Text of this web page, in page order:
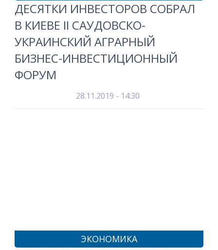
ДЕСЯТКИ ИНВЕСТОРОВ СОБРАЛ
В КИЕВЕ II САУДОВСКО-
УКРАИНСКИЙ АГРАРНЫЙ
БИЗНЕС-ИНВЕСТИЦИОННЫЙ
ФОРУМ
28.11.2019 - 14:30
ЭКОНОМИКА